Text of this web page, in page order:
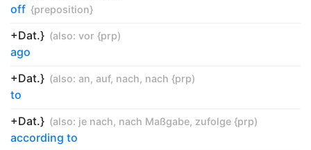
off {preposition}
+Dat.} (also: vor {prp)
ago
+Dat.} (also: an, auf, nach, nach {prp)
to
+Dat.} (also: je nach, nach Maßgabe, zufolge {prp)
according to